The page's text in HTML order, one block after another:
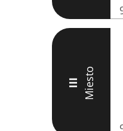
III Miesto